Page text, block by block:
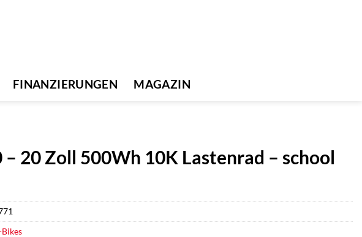
FINANZIERUNGEN MAGAZIN
– 20 Zoll 500Wh 10K Lastenrad – school